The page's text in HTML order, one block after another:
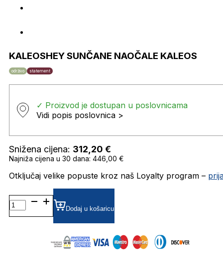
KALEOSHEY SUNČANE NAOČALE KALEOS
održivo statement
✓ Proizvod je dostupan u poslovnicama
Vidi popis poslovnica >
Snižena cijena: 312,20 €
Najniža cijena u 30 dana: 446,00 €
Otključaj velike popuste kroz naš Loyalty program –
KALEOSHEY SUNČANE
NAOČALE
KALEOS
Dodaj u košaricu